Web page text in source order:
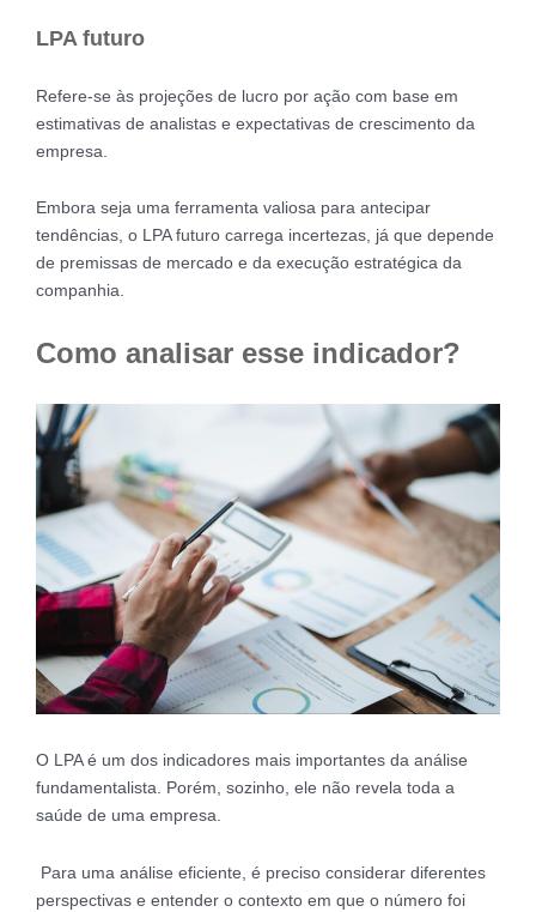
LPA futuro
Refere-se às projeções de lucro por ação com base em
estimativas de analistas e expectativas de crescimento da
empresa.
Embora seja uma ferramenta valiosa para antecipar
tendências, o LPA futuro carrega incertezas, já que depende
de premissas de mercado e da execução estratégica da
companhia.
Como analisar esse indicador?
O LPA é um dos indicadores mais importantes da análise
fundamentalista. Porém, sozinho, ele não revela toda a
saúde de uma empresa.
Para uma análise eficiente, é preciso considerar diferentes
perspectivas e entender o contexto em que o número foi